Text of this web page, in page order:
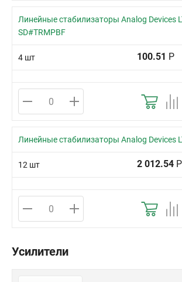
Линейные стабилизаторы Analog Devices
SD#TRMPBF
4 шт 100.51 Р
Линейные стабилизаторы Analog Devices
12 шт 2 012.54 Р
Усилители